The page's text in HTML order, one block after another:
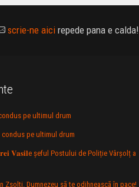
scrie-ne aicirepede pana e calda!
pe ultimul drum
condus pe ultimul drum
𝐕𝐚𝐬𝐢𝐥e şeful Postului de Poliție Vârșolț a
Zsolti. Dumnezeu sã te odihneascã în pace!